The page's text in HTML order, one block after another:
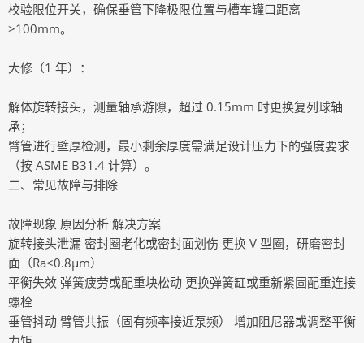
校验限位开关，确保垂管下降极限位置与槽车罐口距离
≥100mm。
大修（1 年）：
解体旋转接头，测量轴承游隙，超过 0.15mm 时更换复列球轴
承；
臂管进行壁厚检测，最小剩余厚度需满足设计压力下的强度要求
（按 ASME B31.4 计算）。
二、常见故障与排除
故障现象 原因分析 解决方案
旋转接头泄漏 密封圈老化或密封面划伤 更换 V 型圈，研磨密封
面（Ra≤0.8μm）
平衡失效 弹簧疲劳或配重块松动 更换弹簧缸或重新紧固配重连接
螺栓
垂管抖动 臂管共振（固有频率接近泵频） 增加阻尼器或调整平衡